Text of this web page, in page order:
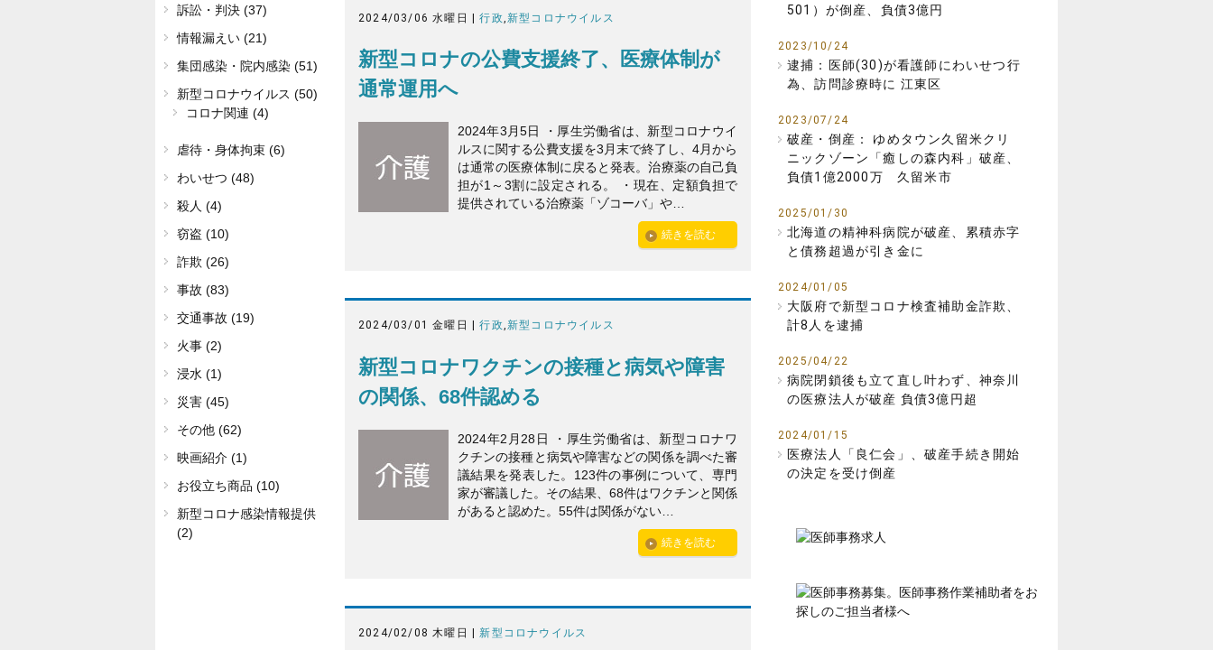
2024/03/06 水曜日 |行政 ,新型コロナウイルス
新型コロナの公費支援終了、医療体制が
通常運用へ
2024年3月5日 ・厚生労働省は、新型コロナウイ
ルスに関する公費支援を3月末で終了し、4月から
は通常の医療体制に戻ると発表。治療薬の自己負
担が1～3割に設定される。 ・現在、定額負担で
提供されている治療薬「ゾコーバ」や…
続きを読む
2024/03/01 金曜日 |行政,新型コロナウイルス
新型コロナワクチンの接種と病気や障害
の関係、68件認める
2024年2月28日 ・厚生労働省は、新型コロナワ
クチンの接種と病気や障害などの関係を調べた審
議結果を発表した。123件の事例について、専門
家が審議した。その結果、68件はワクチンと関係
があると認めた。55件は関係がない…
続きを読む
2024/02/08 木曜日 |新型コロナウイルス
501）が倒産、負債3億円
2023/10/24
逮捕：医師(30)が看護師にわいせつ行
為、訪問診療時に 江東区
2023/07/24
破産・倒産： ゆめタウン久留米クリ
ニックゾーン「癒しの森内科」破産、
負債1億2000万 久留米市
2025/01/30
北海道の精神科病院が破産、累積赤字
と債務超過が引き金に
2024/01/05
大阪府で新型コロナ検査補助金詐欺、
計8人を逮捕
2025/04/22
病院閉鎖後も立て直し叶わず、神奈川
の医療法人が破産 負債3億円超
2024/01/15
医療法人「良仁会」、破産手続き開始
の決定を受け倒産
訴訟・判決 (37)
情報漏えい (21)
集団感染・院内感染 (51)
新型コロナウイルス (50)
コロナ関連 (4)
虐待・身体拘束 (6)
わいせつ (48)
殺人 (4)
窃盗 (10)
詐欺 (26)
事故 (83)
交通事故 (19)
火事 (2)
浸水 (1)
災害 (45)
その他 (62)
映画紹介 (1)
お役立ち商品 (10)
新型コロナ感染情報提供
(2)